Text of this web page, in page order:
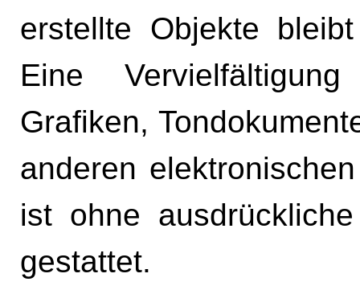
erstellte Objekte
Eine
Grafiken,
anderen
ist ohne
gestattet.